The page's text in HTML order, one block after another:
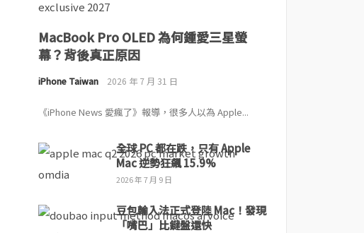
MacBook Pro OLED 為何鍾愛三星螢
幕？背後真正原因
iPhone Taiwan 2026 年 7 月 31 日
《iPhone News 愛瘋了》報導，很多人以為 Apple...
全球 PC 都在跌，只有 Apple
Mac 逆勢狂飆 15.9%
2026 年 7 月 9 日
豆包輸入法正式登陸 Mac！發現
「嘴巴」比鍵盤還快